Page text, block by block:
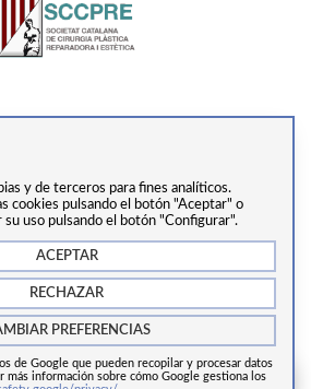
Ver perfil
· +34 938 55 31 68 ·
Via Augusta,
Planta, 08017, Barcelona
Cirugía estética Barcelona.
y de terceros para fines analíticos.
cookies pulsando el botón "Aceptar" o
su uso pulsando el botón "Configurar".
de Google que pueden recopilar y procesar datos
más información sobre cómo Google gestiona los
ACEPTAR
RECHAZAR
PREFERENCIAS